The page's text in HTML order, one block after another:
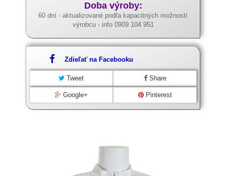
Doba výroby:
60 dní - aktualizované podľa kapacitných možností
výrobcu - info 0909 104 951
Zdieľať na Facebooku
Tweet Share
Google+ Pinterest